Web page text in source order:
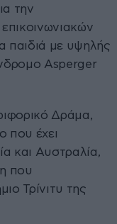
την
παιδιά με υψηλής
Asperger
Δράμα,
που έχει
και Αυστραλία,
που
Τρίνιτυ της